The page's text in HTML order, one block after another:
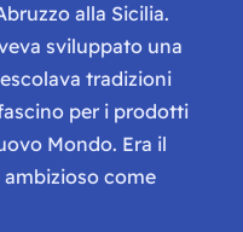
alla Sicilia.
sviluppato una
tradizioni
per i prodotti
Mondo. Era il
come